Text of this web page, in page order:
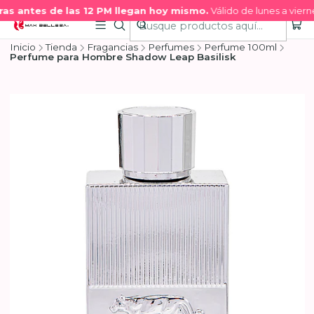
antes de las 12 PM llegan hoy mismo.Válido de lunes a
Inicio Tienda Fragancias Perfumes
Perfume 100ml
Perfume para Hombre Shadow Leap Basilisk